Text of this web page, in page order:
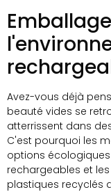
Avez-vous déjà
beauté vides se
atterrissent dans
C'est pourquoi les
options
rechargeables et
plastiques recyclés